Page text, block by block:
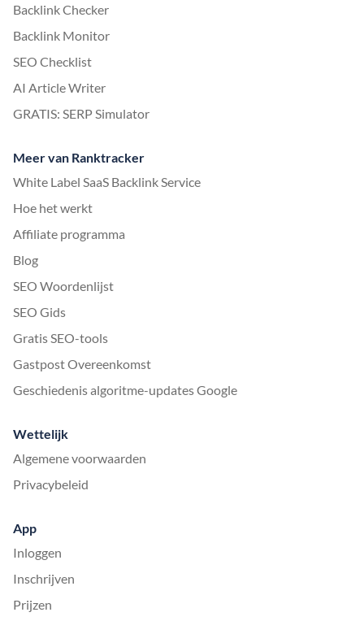
Backlink Checker
Backlink Monitor
SEO Checklist
AI Article Writer
GRATIS: SERP Simulator
Meer van Ranktracker
White Label SaaS Backlink Service
Hoe het werkt
Affiliate programma
Blog
SEO Woordenlijst
SEO Gids
Gratis SEO-tools
Gastpost Overeenkomst
Geschiedenis algoritme-updates Google
Wettelijk
Algemene voorwaarden
Privacybeleid
App
Inloggen
Inschrijven
Prijzen